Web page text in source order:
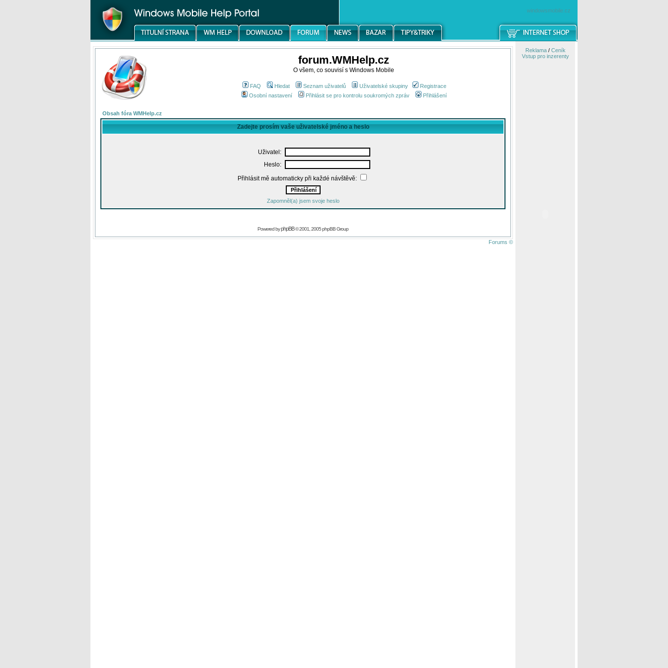
windowsmobile.cz
forum.WMHelp.cz
O všem, co souvisí s Windows Mobile
FAQ Hledat Seznam uživatelů Uživatelské skupiny
Registrace
Osobní nastavení
Přihlásit se pro kontrolu soukromých zpráv Přihlášení
Obsah fóra WMHelp.cz
Zadejte prosím vaše uživatelské jméno a heslo
Uživatel:
Heslo:
Přihlásit mě automaticky při každé návštěvě:
Zapomněl(a) jsem svoje heslo
Powered byphpBB© 2001, 2005 phpBB Group
Forums ©
Reklama/ Ceník
Vstup pro inzerenty